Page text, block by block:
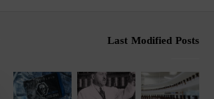
Last Modified Posts